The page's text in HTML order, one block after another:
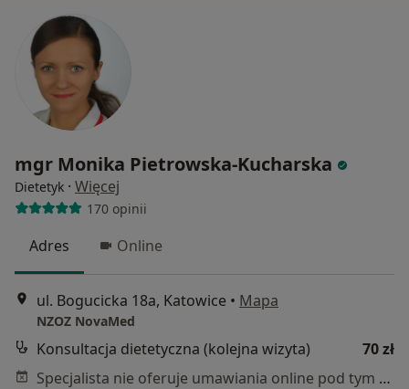
mgr Monika Pietrowska-Kucharska
Dietetyk · Więcej
170 opinii
Adres Online
ul. Bogucicka 18a, Katowice • Mapa
NZOZ NovaMed
Konsultacja dietetyczna (kolejna wizyta)
70 zł
Specjalista nie oferuje umawiania online pod tym adresem.